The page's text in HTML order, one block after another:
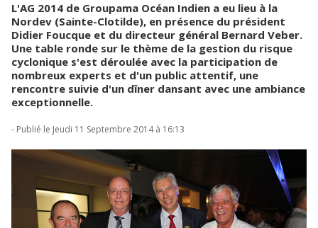
L'AG 2014 de Groupama Océan Indien a eu lieu à la
Nordev (Sainte-Clotilde), en présence du président
Didier Foucque et du directeur général Bernard Veber.
Une table ronde sur le thème de la gestion du risque
cyclonique s'est déroulée avec la participation de
nombreux experts et d'un public attentif, une
rencontre suivie d'un dîner dansant avec une ambiance
exceptionnelle.
- Publié le Jeudi 11 Septembre 2014 à 16:13